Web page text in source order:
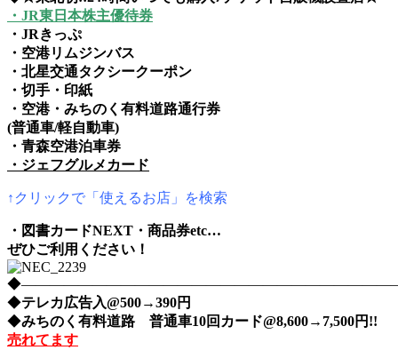
・JR東日本株主優待券
・JRきっぷ
・空港リムジンバス
・北星交通タクシークーポン
・切手・印紙
・空港・みちのく有料道路通行券
(普通車/軽自動車)
・青森空港泊車券
・ジェフグルメカード
↑クリックで「使えるお店」を検索
・図書カードNEXT・商品券etc…
ぜひご利用ください！
◆テレカ広告入@500→390円
◆みちのく有料道路 普通車10回カード@8,600→7,500円!!
売れてます